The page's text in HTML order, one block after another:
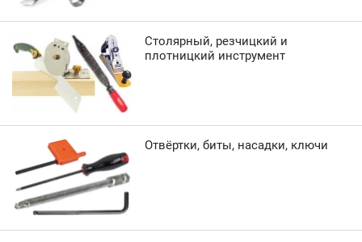
Столярный, резчицкий и
плотницкий инструмент
Отвёртки, биты, насадки, ключи